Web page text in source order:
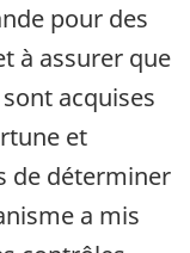
pour des
à assurer que
acquises
et
de déterminer
a mis